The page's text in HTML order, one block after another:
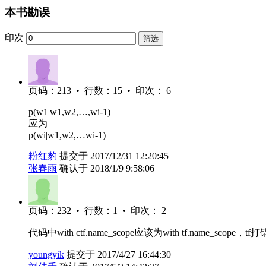
本书勘误
印次 筛选
页码：213 • 行数：15 • 印次： 6
p(w1|w1,w2,…,wi-1)
应为
p(wi|w1,w2,…wi-1)
粉红豹 提交于 2017/12/31 12:20:45
张春雨 确认于 2018/1/9 9:58:06
页码：232 • 行数：1 • 印次： 2
代码中with ctf.name_scope应该为with tf.name_scope，tf打
youngyik 提交于 2017/4/27 16:44:30